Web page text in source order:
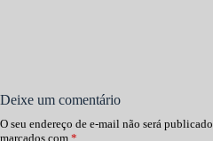
Deixe um comentário
O seu endereço de e-mail não será publicado.
marcados com *